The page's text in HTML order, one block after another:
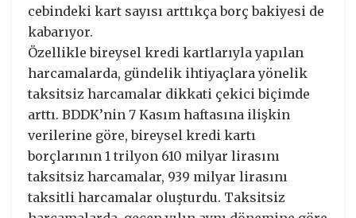
cebindeki kart sayısı arttıkça borç bakiyesi de
kabarıyor.
Özellikle bireysel kredi kartlarıyla yapılan
harcamalarda, gündelik ihtiyaçlara yönelik
taksitsiz harcamalar dikkati çekici biçimde
arttı. BDDK’nin 7 Kasım haftasına ilişkin
verilerine göre, bireysel kredi kartı
borçlarının 1 trilyon 610 milyar lirasını
taksitsiz harcamalar, 939 milyar lirasını
taksitli harcamalar oluşturdu. Taksitsiz